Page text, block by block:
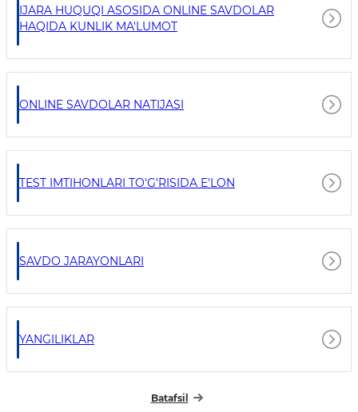
IJARA HUQUQI ASOSIDA ONLINE SAVDOLAR
HAQIDA KUNLIK MA'LUMOT
ONLINE SAVDOLAR NATIJASI
TEST IMTIHONLARI TO'G'RISIDA E'LON
SAVDO JARAYONLARI
YANGILIKLAR
Batafsil